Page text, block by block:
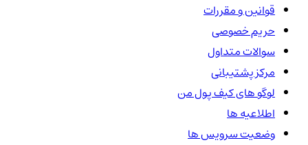
قوانین و مقررات
حریم خصوصی
سوالات متداول
مرکز پشتیبانی
لوگو های کیف پول من
اطلاعیه ها
وضعیت سرویس ها